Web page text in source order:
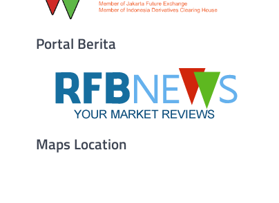
Portal Berita
Maps Location